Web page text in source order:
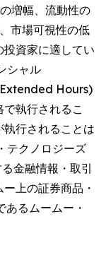
増幅、流動性の
市場可視性の低
資家に適してい
シャル
Hours)
執行されるこ
行されることは
テクノロジーズ
金融情報・取引
上の証券商品・
るムームー・